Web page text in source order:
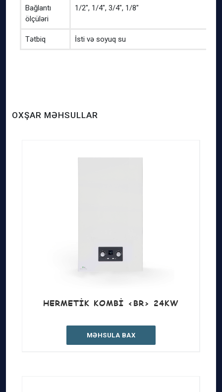
Bağlantı
ölçüləri
1/2″, 1/4″, 3/4″, 1/8″
Tətbiq İsti və soyuq su
OXŞAR MƏHSULLAR
HERMETIK KOMBI <BR> 24KW
MƏHSULA BAX